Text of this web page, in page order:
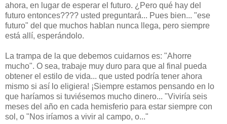
ahora, en lugar de esperar el futuro. ¿Pero qué hay del
futuro entonces???? usted preguntará... Pues bien... "ese
futuro" del que muchos hablan nunca llega, pero siempre
está allí, esperándolo.
La trampa de la que debemos cuidarnos es: "Ahorre
mucho". O sea, trabaje muy duro para que al final pueda
obtener el estilo de vida... que usted podría tener ahora
mismo si así lo eligiera! ¡Siempre estamos pensando en lo
que haríamos si tuviésemos mucho dinero... "Viviría seis
meses del año en cada hemisferio para estar siempre con
sol, o "Nos iríamos a vivir al campo, o..."